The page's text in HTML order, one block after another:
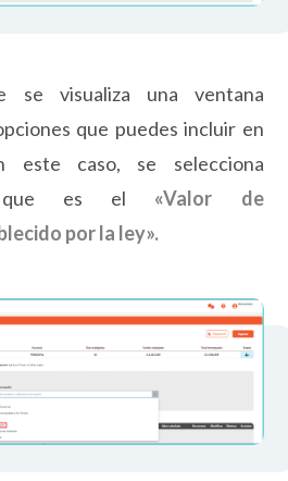
se visualiza una ventana
que puedes incluir en
este caso, se selecciona
que es el «Valor de
por la ley».